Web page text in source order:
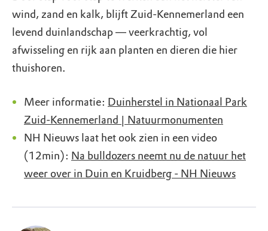
wind, zand en kalk, blijft Zuid-Kennemerland een
levend duinlandschap — veerkrachtig, vol
afwisseling en rijk aan planten en dieren die hier
thuishoren.
Meer informatie: Duinherstel in Nationaal Park
Zuid-Kennemerland | Natuurmonumenten
NH Nieuws laat het ook zien in een video
(12min): Na bulldozers neemt nu de natuur het
weer over in Duin en Kruidberg - NH Nieuws